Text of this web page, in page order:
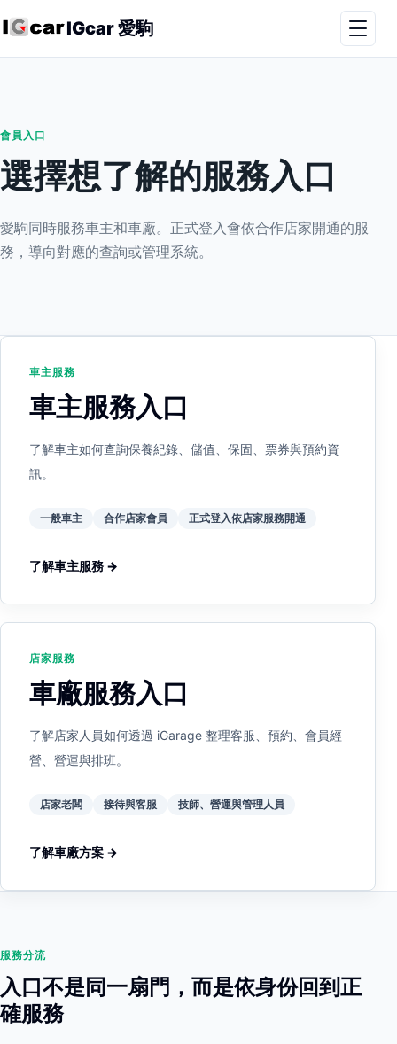
IGcar 愛駒
會員入口
選擇想了解的服務入口
愛駒同時服務車主和車廠。正式登入會依合作店家開通的服
務，導向對應的查詢或管理系統。
車主服務
車主服務入口
了解車主如何查詢保養紀錄、儲值、保固、票券與預約資
訊。
一般車主 合作店家會員 正式登入依店家服務開通
了解車主服務 →
店家服務
車廠服務入口
了解店家人員如何透過 iGarage 整理客服、預約、會員經
營、營運與排班。
店家老闆 接待與客服 技師、營運與管理人員
了解車廠方案 →
服務分流
入口不是同一扇門，而是依身份回到正
確服務